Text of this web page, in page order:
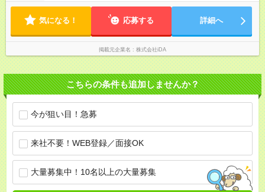
気になる！ 応募する 詳細へ
掲載元企業名 株式会社iDA
こちらの条件も追加しませんか？
今が狙い目！急募
来社不要！WEB登録／面接OK
大量募集中！10名以上の大量募集